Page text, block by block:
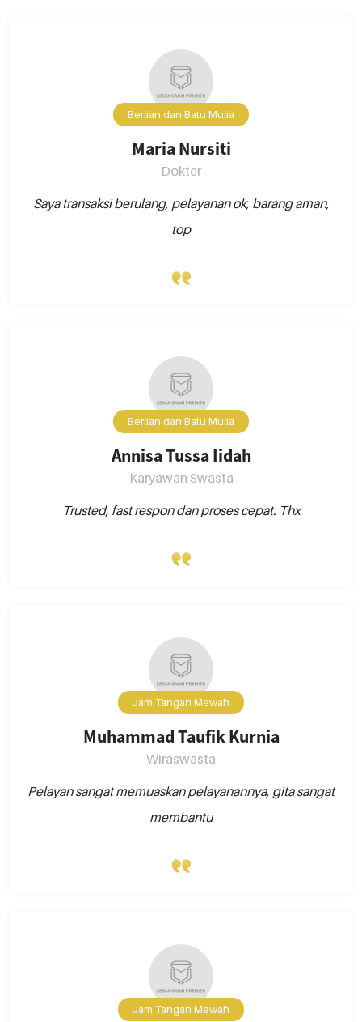
Berlian dan Batu Mulia
Maria Nursiti
Dokter
Saya transaksi berulang, pelayanan ok, barang aman,
top
Berlian dan Batu Mulia
Annisa Tussa Iidah
Karyawan Swasta
Trusted, fast respon dan proses cepat. Thx
Jam Tangan Mewah
Muhammad Taufik Kurnia
Wiraswasta
Pelayan sangat memuaskan pelayanannya, gita sangat
membantu
Jam Tangan Mewah